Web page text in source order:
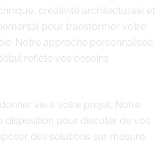
créativité architecturale et
pour transformer votre
Notre approche personnalisée
reflète vos besoins
vie à votre projet. Notre
disposition pour discuter de vos
des solutions sur mesure